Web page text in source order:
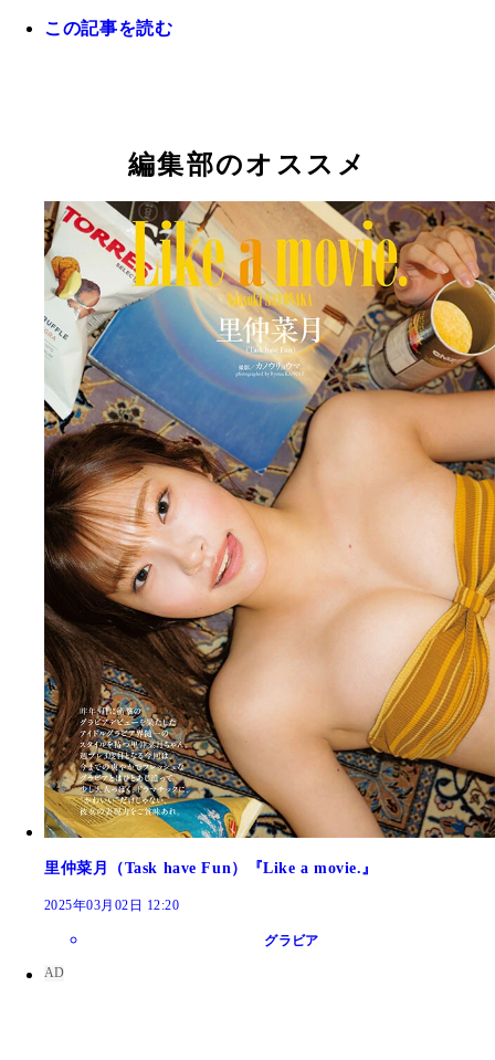
『週刊プレイボーイ』のグラビアに登場した里仲
【デジタル限定】里仲菜月写真集『Like a movie.
里仲菜月デジタル写真集『Like a movie.』 撮影／
この記事を読む
編集部のオススメ
里仲菜月（Task have Fun）『Like a movie.』
2025年03月02日 12:20
グラビア